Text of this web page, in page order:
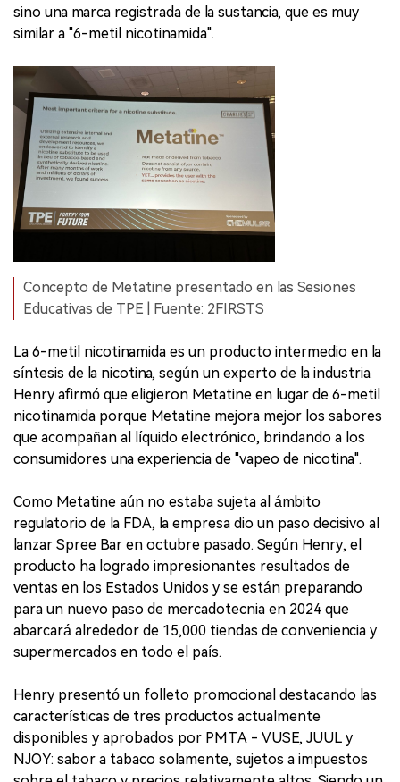
sino una marca registrada de la sustancia, que es muy
similar a "6-metil nicotinamida".
Concepto de Metatine presentado en las Sesiones
Educativas de TPE | Fuente: 2FIRSTS
La 6-metil nicotinamida es un producto intermedio en la
síntesis de la nicotina, según un experto de la industria.
Henry afirmó que eligieron Metatine en lugar de 6-metil
nicotinamida porque Metatine mejora mejor los sabores
que acompañan al líquido electrónico, brindando a los
consumidores una experiencia de "vapeo de nicotina".
Como Metatine aún no estaba sujeta al ámbito
regulatorio de la FDA, la empresa dio un paso decisivo al
lanzar Spree Bar en octubre pasado. Según Henry, el
producto ha logrado impresionantes resultados de
ventas en los Estados Unidos y se están preparando
para un nuevo paso de mercadotecnia en 2024 que
abarcará alrededor de 15,000 tiendas de conveniencia y
supermercados en todo el país.
Henry presentó un folleto promocional destacando las
características de tres productos actualmente
disponibles y aprobados por PMTA - VUSE, JUUL y
NJOY: sabor a tabaco solamente, sujetos a impuestos